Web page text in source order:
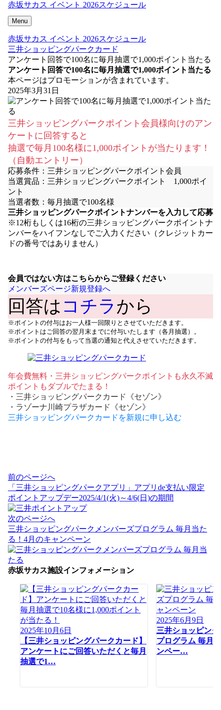
赤坂サカス イベント 2026スケジュール
Menu
赤坂サカス イベント 2026スケジュール
三井ショッピングパークカード
アンケート回答で100名に毎月抽選で1,000ポイント当たる
アンケート回答で100名に毎月抽選で1,000ポイント当たる
本ページはプロモーションが含まれています。
2025年3月31日
三井ショッピングパークポイント会員様向けのアン
ケートに回答すると
抽選で毎月100名様に1,000ポイントが当たります！
（自動エントリー）
応募条件：三井ショッピングパークポイント会員
当選賞品：三井ショッピングパークポイント 1,000ポイ
ント
当選者数：毎月抽選で100名様
三井ショッピングパークポイントナンバーを入力して応募
※12桁もしくは16桁の三井ショッピングパークポイントナ
ンバーをハイフンなしでご入力ください（クレジットカー
ドの番号ではありません）
会員ではない方はこちらからご登録ください
メンバーズページ新規登録へ
回答は コチラから
※ポイントの付与はお一人様一回限りとさせていただきます。
※ポイントはご回答の翌月末までに付与いたします（各月抽選）。
※ポイントの付与をもって当選の通知と代えさせていただきます。
年会費無料・三井ショッピングパークポイントも永久不滅
ポイントもダブルでたまる！
・三井ショッピングパークカード《セゾン》
・ラゾーナ川崎プラザカード《セゾン》
三井ショッピングパークカードを新規に申し込む
投
稿
ナ
ビ
ゲ
ー
シ
ョ
ン
前のページへ
「三井ショッピングパークアプリ」アプリde支払い限定
ポイントアップデー2025/4/1(火)～4/6(日)の期間
次のページへ
三井ショッピングパークメンバーズプログラム 毎月当た
る！4月のキャンペーン
赤坂サカス施設インフォメーション
2025年10月6日
【三井ショッピングパークカード】
アンケートにご回答いただくと毎月
抽選で1…
2025年6月9日
三井ショッピン
プログラム 毎月
ンペー…